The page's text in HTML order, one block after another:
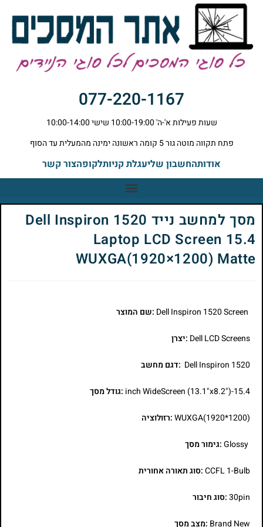
077-220-1167
שעות פעילות א'-ה' 10:00-19:00 שישי 10:00-14:00
פתח תקווה מוטה גור 5 קומה ראשונה ימינה מהמעלית עד הסוף
אודותהחשבון שליעגלת קניותלקופהצור קשר
מסך למחשב נייד Dell Inspiron 1520
Laptop LCD Screen 15.4
WUXGA(1920×1200) Matte
:שם המוצר
Dell LCD Screens :יצרן
Dell Inspiron 1520 :דגם מחשב
15.4-inch WideScreen (13.1"x8.2") :גודל מסך
WUXGA(1920*1200):רזולוציה
Glossy:גימור מסך
CCFL 1-Bulb:סוג תאורה אחורית
30pin:סוג חיבור
Brand New :מצב מסך